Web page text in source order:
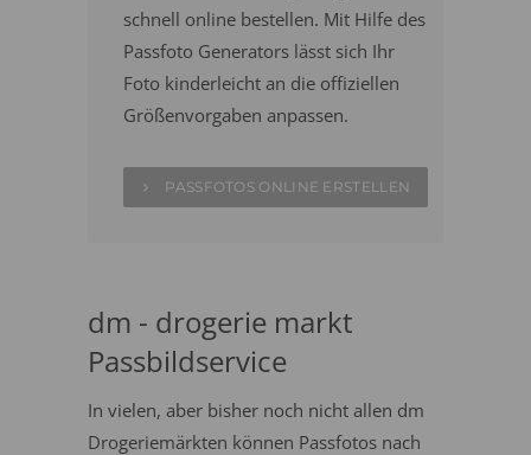
schnell online bestellen. Mit Hilfe des
Passfoto Generators lässt sich Ihr
Foto kinderleicht an die offiziellen
Größenvorgaben anpassen.
PASSFOTOS ONLINE ERSTELLEN
dm - drogerie markt
Passbildservice
In vielen, aber bisher noch nicht allen dm
Drogeriemärkten können Passfotos nach